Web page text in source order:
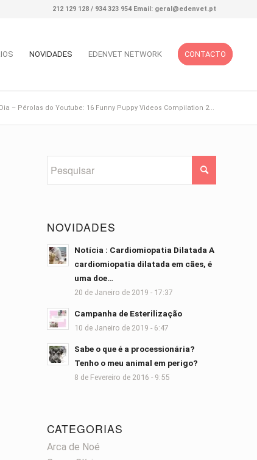
212 129 128 / 934 323 954 Email: geral@edenvet.pt
NOVIDADES EDENVET NETWORK CONTACTO
– Pérolas do Youtube: 16 Funny Puppy Videos Compilation 2...
NOVIDADES
Notícia : Cardiomiopatia Dilatada A
cardiomiopatia dilatada em cães, é
uma doe…
20 de Janeiro de 2019 - 17:37
Campanha de Esterilização
10 de Janeiro de 2019 - 6:47
Sabe o que é a processionária?
Tenho o meu animal em perigo?
8 de Fevereiro de 2016 - 9:55
CATEGORIAS
Arca de Noé